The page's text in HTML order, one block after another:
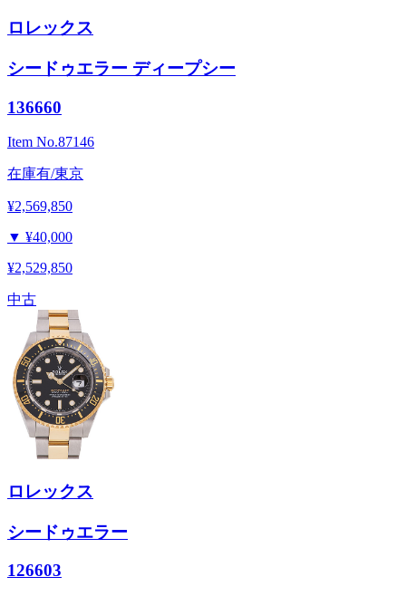
ロレックス
シードゥエラー ディープシー
136660
Item No.87146
在庫有/東京
¥2,569,850
▼ ¥40,000
¥2,529,850
中古
ロレックス
シードゥエラー
126603